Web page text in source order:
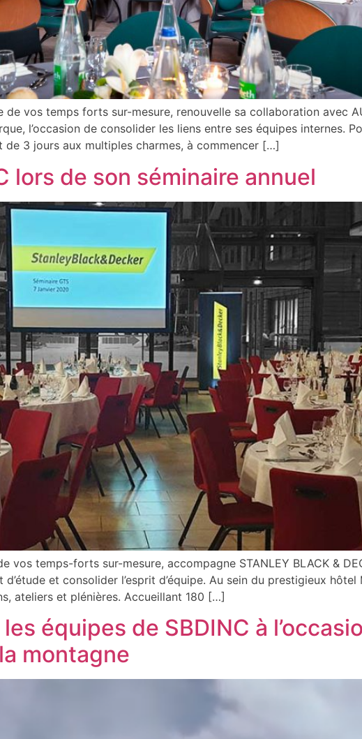
vos temps forts sur-mesure, renouvelle sa collaboration avec
l’occasion de consolider les liens entre ses équipes internes.
de 3 jours aux multiples charmes, à commencer […]
lors de son séminaire annuel
vos temps-forts sur-mesure, accompagne STANLEY BLACK &
et consolider l’esprit d’équipe. Au sein du prestigieux
ateliers et plénières. Accueillant 180 […]
équipes de SBDINC à
montagne